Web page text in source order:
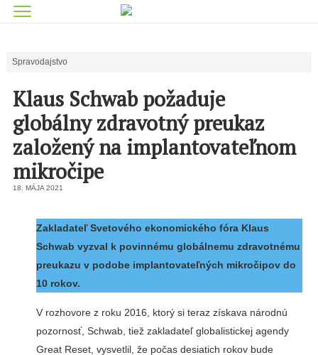
Spravodajstvo
Klaus Schwab požaduje
globálny zdravotný preukaz
založený na implantovateľnom
mikročipe
18. MÁJA 2021
Zakladateľ Svetového ekonomického fóra Klaus
Schwab vyzval k povinnému globálnemu zdravotnému
preukazu v podobe implantovateľných mikročipov do
10 rokov.
V rozhovore z roku 2016, ktorý si teraz získava národnú
pozornosť, Schwab, tiež zakladateľ globalistickej agendy
Great Reset, vysvetlil, že počas desiatich rokov bude